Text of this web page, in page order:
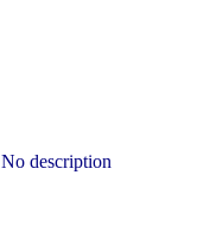
No description